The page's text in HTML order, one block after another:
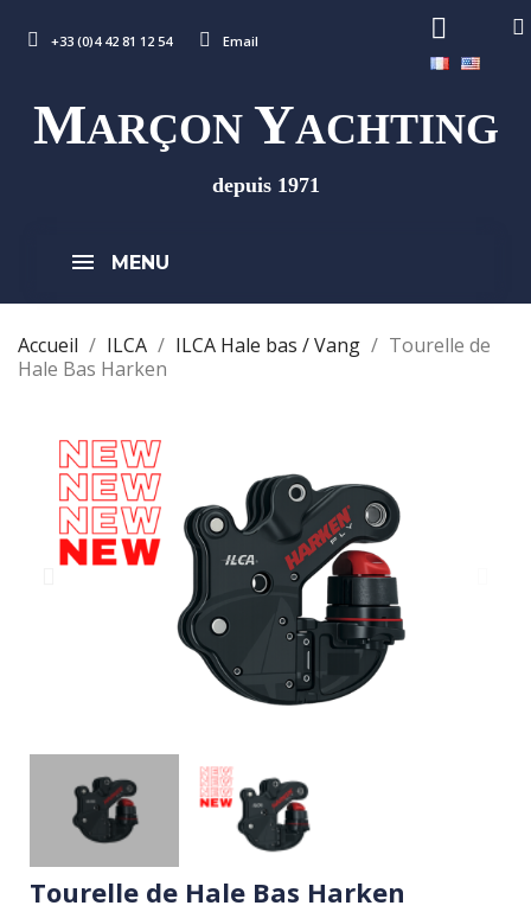
+33 (0)4 42 81 12 54 Email
MARÇON YACHTING
depuis 1971
MENU
Accueil ILCA ILCA Hale bas / Vang
Tourelle de
Hale Bas Harken
Tourelle de Hale Bas Harken